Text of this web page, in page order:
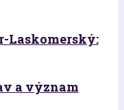
Laskomerský:
a význam